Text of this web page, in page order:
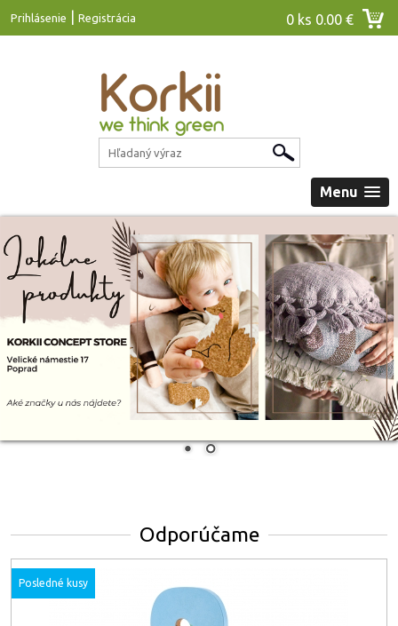
Prihlásenie Registrácia 0 ks 0.00 €
Menu
Odporúčame
Posledné kusy